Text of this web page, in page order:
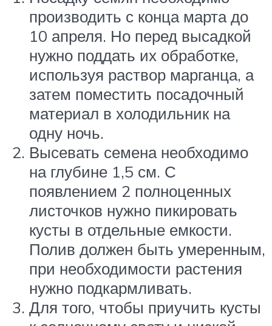
производить с конца марта до
10 апреля. Но перед высадкой
нужно поддать их обработке,
используя раствор марганца, а
затем поместить посадочный
материал в холодильник на
одну ночь.
Высевать семена необходимо
на глубине 1,5 см. С
появлением 2 полноценных
листочков нужно пикировать
кусты в отдельные емкости.
Полив должен быть умеренным,
при необходимости растения
нужно подкармливать.
Для того, чтобы приучить кусты